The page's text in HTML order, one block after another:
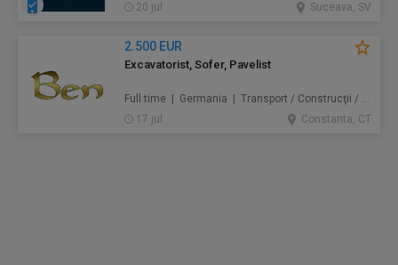
20 jul.
Suceava, SV
2.500 EUR
Excavatorist, Sofer, Pavelist
Full time | Germania | Transport / Construcţii / Amenajări
17 jul.
Constanta, CT